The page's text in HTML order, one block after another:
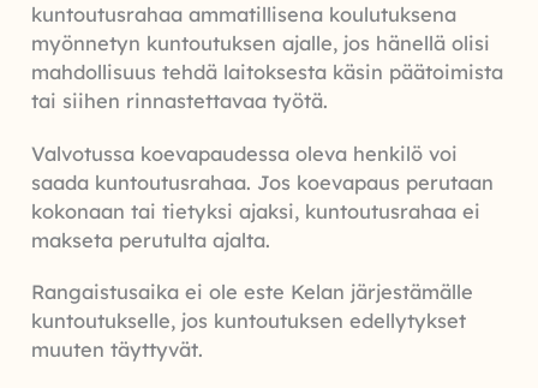
kuntoutusrahaa ammatillisena koulutuksena
myönnetyn kuntoutuksen ajalle, jos hänellä olisi
mahdollisuus tehdä laitoksesta käsin päätoimista
tai siihen rinnastettavaa työtä.
Valvotussa koevapaudessa oleva henkilö voi
saada kuntoutusrahaa. Jos koevapaus perutaan
kokonaan tai tietyksi ajaksi, kuntoutusrahaa ei
makseta perutulta ajalta.
Rangaistusaika ei ole este Kelan järjestämälle
kuntoutukselle, jos kuntoutuksen edellytykset
muuten täyttyvät.